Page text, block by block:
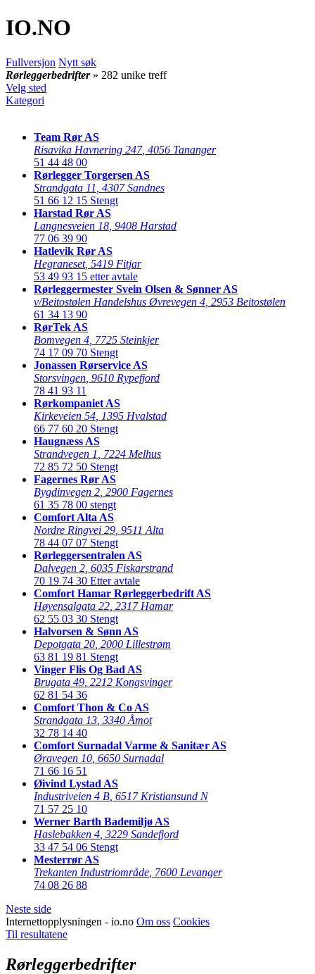
IO.NO
Fullversjon Nytt søk
Rørleggerbedrifter » 282 unike treff
Velg sted
Kategori
Team Rør AS
Risavika Havnering 247, 4056 Tananger
51 44 48 00
Rørlegger Torgersen AS
Strandgata 11 4307 Sandnes
51 66 12 15 Stengt
Harstad Rør AS
Langnesveien 18 9408 Harstad
77 06 39 90
Hatlevik Rør AS
Hegraneset, 5419 Fitjar
53 49 93 15 etter avtale
Rørleggermester Svein Olsen & Sønner AS
v/Beitostølen Handelshus Øvrevegen 4 2953 Beitostølen
61 34 13 90
RørTek AS
Bomvegen 4 7725 Steinkjer
74 17 09 70 Stengt
Jonassen Rørservice AS
Storsvingen 9610 Rypefjord
78 41 93 11
Rørkompaniet AS
Kirkeveien 54 1395 Hvalstad
66 77 60 20 Stengt
Haugnæss AS
Strandvegen 1
7224 Melhus
72 85 72 50 Stengt
Fagernes Rør AS
Bygdinvegen 2 2900 Fagernes
61 35 78 00 stengt
Comfort Alta AS
Nordre Ringvei 29 9511 Alta
78 44 07 07 Stengt
Rørleggersentralen AS
Dalvegen 2 6035 Fiskarstrand
70 19 74 30 Etter avtale
Comfort Hamar Rørleggerbedrift AS
Høyensalgata 22 2317 Hamar
62 55 03 30 Stengt
Halvorsen & Sønn AS
Depotgata 20 2000 Lillestrøm
63 81 19 81 Stengt
Vinger Flis Og Bad AS
Brugata 49 2212 Kongsvinger
62 81 54 36
Comfort Thon & Co AS
Strandgata 13 3340 Åmot
32 78 14 40
Comfort Surnadal Varme & Sanitær AS
Øravegen 10 6650 Surnadal
71 66 16 51
Øivind Lystad AS
Industriveien 4 B 6517 Kristiansund N
71 57 25 10
Werner Barth Bademiljø AS
Haslebakken 4 3229 Sandefjord
33 47 54 06 Stengt
Mesterrør AS
Trekanten Industriområde 7600 Levanger
74 08 26 88
Neste side
Internettopplysningen - io.no Om oss Cookies
Til resultatene
Rørleggerbedrifter